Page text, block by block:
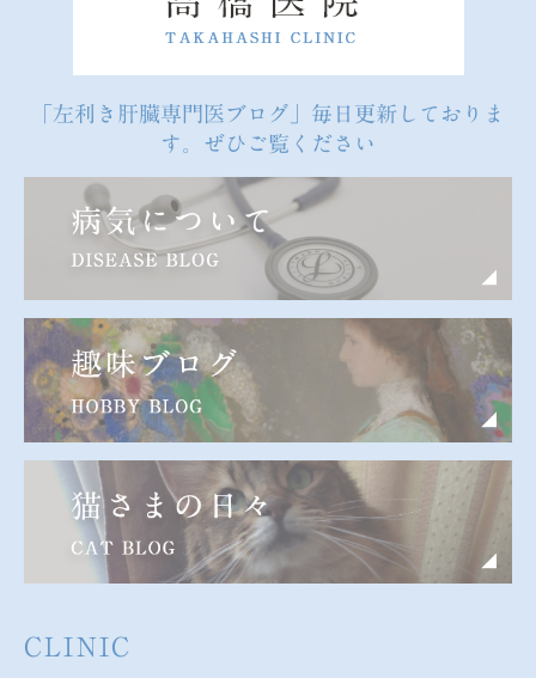
「左利き肝臓専門医ブログ」毎日更新しておりま
す。ぜひご覧ください
CLINIC